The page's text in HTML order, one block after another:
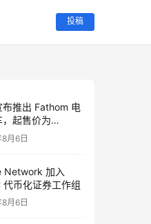
投稿
布推出 Fathom 电
，起售价为
美元
月6日
Network 加入
代币化证券工作组
月6日